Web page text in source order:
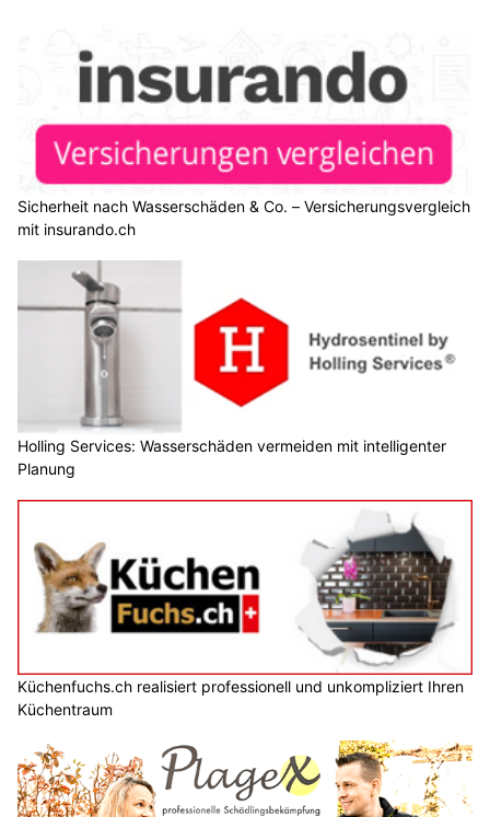
Sicherheit nach Wasserschäden & Co. – Versicherungsvergleich
mit insurando.ch
Holling Services: Wasserschäden vermeiden mit intelligenter
Planung
Küchenfuchs.ch realisiert professionell und unkompliziert Ihren
Küchentraum